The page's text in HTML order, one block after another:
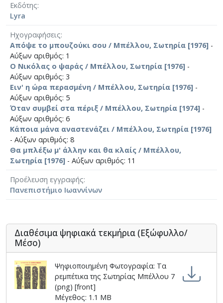
Εκδότης
Lyra
Ηχογραφήσεις
Απόψε το μπουζούκι σου / Μπέλλου, Σωτηρία [1976] -
Αύξων αριθμός: 1
Ο Νικόλας ο ψαράς / Μπέλλου, Σωτηρία [1976] -
Αύξων αριθμός: 3
Ειν' η ώρα περασμένη / Μπέλλου, Σωτηρία [1976] -
Αύξων αριθμός: 5
Όταν συμβεί στα πέριξ / Μπέλλου, Σωτηρία [1974] -
Αύξων αριθμός: 6
Κάποια μάνα αναστενάζει / Μπέλλου, Σωτηρία [1976]
- Αύξων αριθμός: 8
Θα μπλέξω μ' άλλην και θα κλαίς / Μπέλλου,
Σωτηρία [1976] - Αύξων αριθμός: 11
Προέλευση εγγραφής
Πανεπιστήμιο Ιωαννίνων
Διαθέσιμα ψηφιακά τεκμήρια (Εξώφυλλο/
Μέσο)
Ψηφιοποιημένη Φωτογραφία: Τα
ρεμπέτικα της Σωτηρίας Μπέλλου 7
(png) [front]
Μέγεθος: 1.1 MB